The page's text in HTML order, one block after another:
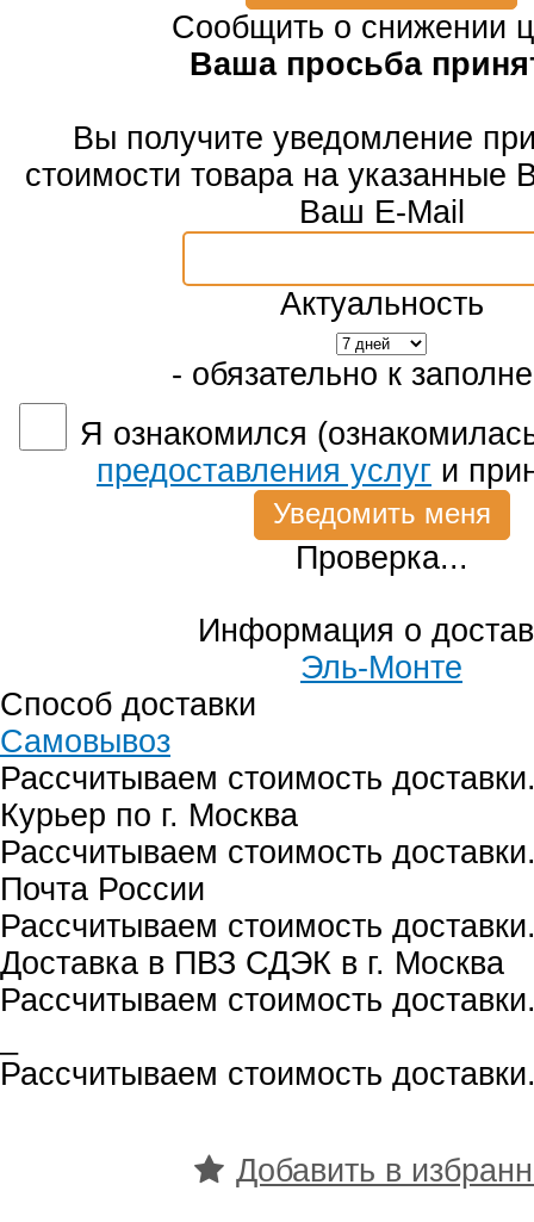
Сообщить о снижении
Ваша просьба
Вы получите уведомление
стоимости товара на указанные
Ваш E-Mail
Актуальность
- обязательно к
Я ознакомился
предоставления услуг и
Проверка...
Информация о
Эль-Монте
Способ доставки
Самовывоз
Рассчитываем стоимость
Курьер по г. Москва
Рассчитываем стоимость
Почта России
Рассчитываем стоимость
Доставка в ПВЗ СДЭК в г. Москва
Рассчитываем стоимость
Рассчитываем стоимость
Добавить в